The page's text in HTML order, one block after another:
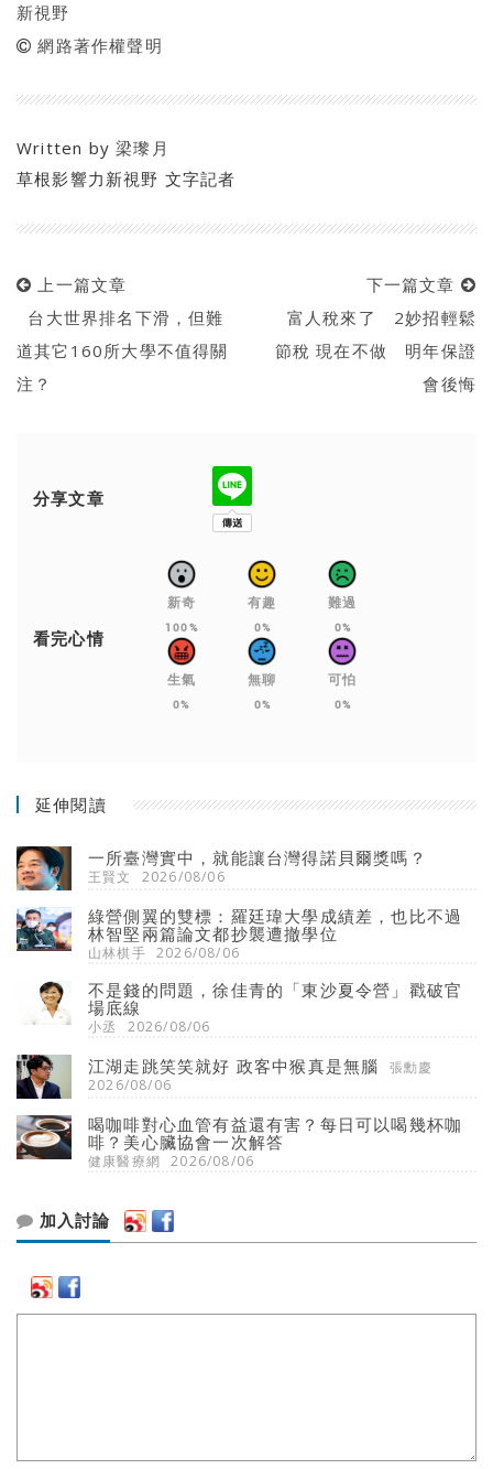
新視野
網路著作權聲明
Written by梁瓈月
草根影響力新視野 文字記者
上一篇文章
台大世界排名下滑，但難
道其它160所大學不值得關
注？
下一篇文章
富人稅來了 2妙招輕鬆
節稅 現在不做 明年保證
會後悔
分享文章
看完心情
新奇
100%
有趣
0%
難過
0%
生氣
0%
無聊
0%
可怕
0%
延伸閱讀
一所臺灣實中，就能讓台灣得諾貝爾獎嗎？
王賢文 2026/08/06
綠營側翼的雙標：羅廷瑋大學成績差，也比不過
林智堅兩篇論文都抄襲遭撤學位
山林棋手 2026/08/06
不是錢的問題，徐佳青的「東沙夏令營」戳破官
場底線
小丞 2026/08/06
江湖走跳笑笑就好 政客中猴真是無腦
張勳慶
2026/08/06
喝咖啡對心血管有益還有害？每日可以喝幾杯咖
啡？美心臟協會一次解答
健康醫療網 2026/08/06
加入討論